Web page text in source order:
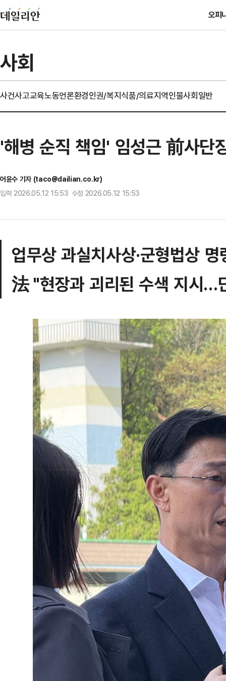
오피
사회
사건사고교육노동언론환경인권/복지식품/의료지역인물사회일반
'해병 순직 책임' 임성근 前사단
어윤수 기자 (taco@dailian.co.kr)
입력 2026.05.12 15:53 수정 2026.05.12 15:53
업무상 과실치사상·군형법상
法 "현장과 괴리된 수색 지시…